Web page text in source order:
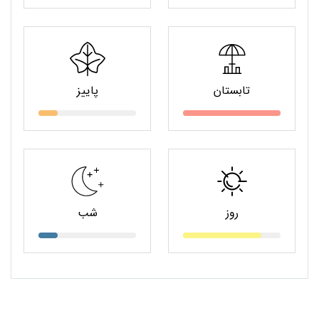
تابستان پاییز
روز شب